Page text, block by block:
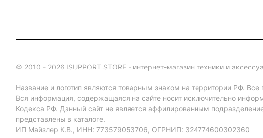
© 2010 - 2026 ISUPPORT STORE - интернет-магазин техники и
Название и логотип являются товарным знаком на территории РФ.
Вся информация, содержащаяся на сайте носит исключительно
Кодекса РФ. Данный сайт не является аффилированным
представлены в каталоге.
ИП Майзлер К.В., ИНН: 773579053706, ОГРНИП: 324774600302360